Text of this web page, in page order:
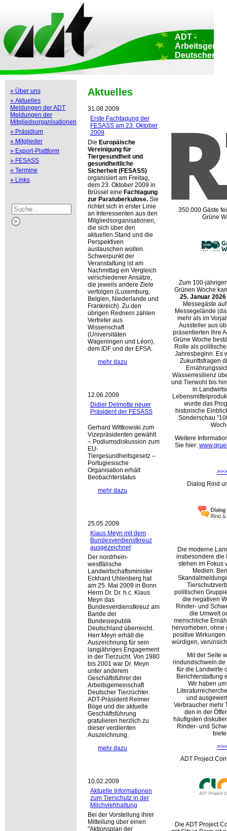
Datenschutz
::
ADT -
Deutscher
» Über uns
» Aktuelles
Meldungen der ADT
Meldungen der
Mitgliedsorganisationen
» Präsidium
» Mitglieder
» Export-Plattform
» FESASS
» Termine
» Links
Aktuelles
31.08.2009
Erste Fachtagung der
FESASS am 23. Oktober
2009
Die Europäische
Vereinigung für
Tiergesundheit und
gesundheitliche
Sicherheit (FESASS)
organisiert am Freitag,
dem 23. Oktober 2009 in
Brüssel eine Fachtagung
zur Paratuberkulose. Sie
richtet sich in erster Linie
an Interessenten aus den
Mitgliedsorganisationen,
die sich über den
aktuellen Stand und die
Perspektiven
austauschen wollen.
Schwerpunkt der
Veranstaltung ist am
Nachmittag ein Vergleich
verschiedener Ansätze,
die jeweils andere Ziele
verfolgen (Luxemburg,
Belgien, Niederlande und
Frankreich). Zu den
übrigen Rednern zählen
Vertreter aus
Wissenschaft
(Universitäten
Wageningen und Léon),
dem IDF und der EFSA.
mehr dazu
12.06.2009
Didier Delmotte neuer
Präsident der FESASS
Gerhard Wittkowski zum
Vizepräsidenten gewählt
– Podiumsdiskussion zum
EU-
Tiergesundheitsgesetz –
Portugiesische
Organisation erhält
Beobachterstatus
mehr dazu
25.05.2009
Klaus Meyn mit dem
Bundesverdienstkreuz
ausgezeichnet
Der nordrhein-
westfälische
Landwirtschaftsminister
Eckhard Uhlenberg hat
am 25. Mai 2009 in Bonn
Herrn Dr. Dr. h.c. Klaus
Meyn das
Bundesverdienstkreuz am
Bande der
Bundesrepublik
Deutschland überreicht.
Herr Meyn erhält die
Auszeichnung für sein
langjähriges Engagement
in der Tierzucht. Von 1980
bis 2001 war Dr. Meyn
unter anderem
Geschäftsführer der
Arbeitsgemeinschaft
Deutscher Tierzüchter.
ADT-Präsident Reimer
Böge und die aktuelle
Geschäftsführung
gratulieren herzlich zu
dieser verdienten
Auszeichnung.
mehr dazu
10.02.2009
Aktuelle Informationen
zum Tierschutz in der
Milchviehhaltung
Bei der Vorstellung ihrer
Mitteilung über einen
Aktionsplan der
350.000 Gäste
Grüne
Zum 100-
Grünen Woche
25. Januar 2026
Messegäste
Messegelände
mehr als im
Aussteller aus
präsentierten ihre
Grüne Woche
Rolle als
Jahresbeginn. Es
Zukunftsfragen
Wasserresilienz
und Tierwohl bis
in
wurde das
historische
Sonderschau
Weitere
Sie hier:
>>>
Dialog Rind
Die moderne
insbesondere die
stehen im Fokus
Medien.
politischen
die negativen
Rinder- und
die Umwelt
menschliche
hervorheben, ohne
positive
würdigen,
Mit der Seite
rindundschwein.de
für die Landwirte
Berichterstattung
Wir haben
und
Verbraucher mehr
den in der
häufigsten
Rinder- und
>>>
ADT Project
Die ADT Project